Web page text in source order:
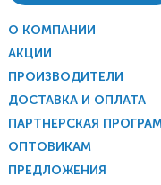
О КОМПАНИИ
АКЦИИ
ПРОИЗВОДИТЕЛИ
ДОСТАВКА И ОПЛАТА
ПАРТНЕРСКАЯ
ОПТОВИКАМ
ПРЕДЛОЖЕНИЯ